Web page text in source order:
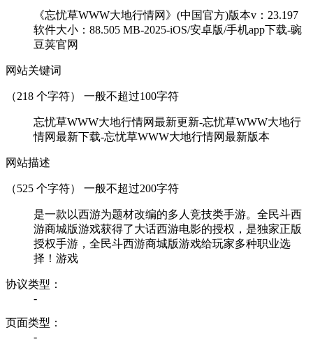
《忘忧草WWW大地行情网》(中国官方)版本v：23.197
软件大小：88.505 MB-2025-iOS/安卓版/手机app下载-豌
豆荚官网
网站关键词
（218 个字符） 一般不超过100字符
忘忧草WWW大地行情网最新更新-忘忧草WWW大地行
情网最新下载-忘忧草WWW大地行情网最新版本
网站描述
（525 个字符） 一般不超过200字符
是一款以西游为题材改编的多人竞技类手游。全民斗西
游商城版游戏获得了大话西游电影的授权，是独家正版
授权手游，全民斗西游商城版游戏给玩家多种职业选
择！游戏
协议类型：
-
页面类型：
-